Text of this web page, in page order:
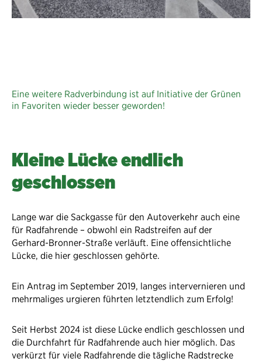
Eine weitere Radverbindung ist auf Initiative der Grünen
in Favoriten wieder besser geworden!
Kleine Lücke endlich
geschlossen
Lange war die Sackgasse für den Autoverkehr auch eine
für Radfahrende – obwohl ein Radstreifen auf der
Gerhard-Bronner-Straße verläuft. Eine offensichtliche
Lücke, die hier geschlossen gehörte.
Ein Antrag im September 2019, langes intervernieren und
mehrmaliges urgieren führten letztendlich zum Erfolg!
Seit Herbst 2024 ist diese Lücke endlich geschlossen und
die Durchfahrt für Radfahrende auch hier möglich. Das
verkürzt für viele Radfahrende die tägliche Radstrecke